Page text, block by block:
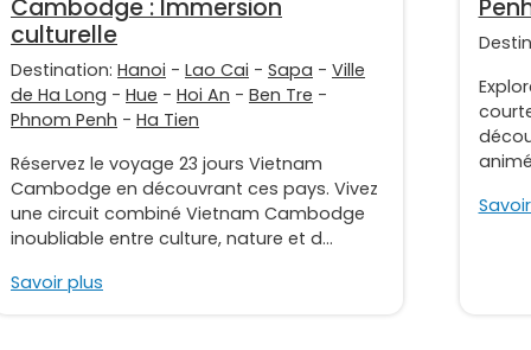
Cambodge : Immersion
culturelle
Destination: Hanoi - Lao Cai - Sapa - Ville
de Ha Long - Hue - Hoi An - Ben Tre -
Phnom Penh - Ha Tien
Réservez le voyage 23 jours Vietnam
Cambodge en découvrant ces pays. Vivez
une circuit combiné Vietnam Cambodge
inoubliable entre culture, nature et d...
Savoir plus